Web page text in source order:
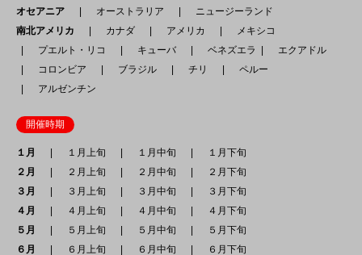
オセアニア
オーストラリア
ニュージーランド
南北アメリカ
カナダ アメリカ
メキシコ
プエルト・リコ
キューバ ベネズエラ
エクアドル
コロンビア
ブラジル チリ
ペルー
アルゼンチン
開催時期
１月 １月上旬 １月中旬
１月下旬
２月
２月上旬 ２月中旬
２月下旬
３月
３月上旬 ３月中旬
３月下旬
４月
４月上旬 ４月中旬
４月下旬
５月
５月上旬 ５月中旬
５月下旬
６月
６月上旬 ６月中旬 ６月下旬